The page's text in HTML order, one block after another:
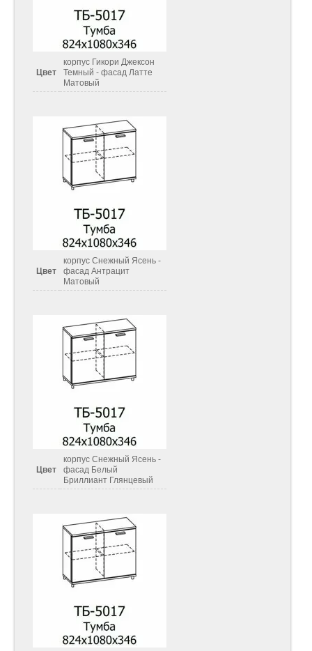
Цвет
корпус Гикори Джексон
Темный - фасад Латте
Матовый
Цвет
корпус Снежный Ясень -
фасад Антрацит
Матовый
Цвет
корпус Снежный Ясень -
фасад Белый
Бриллиант Глянцевый